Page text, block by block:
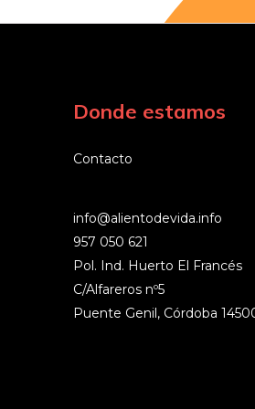
Donde estamos
Contacto
info@alientodevida.info
957 050 621
Pol. Ind. Huerto El Francés
C/Alfareros nº5
Puente Genil, Córdoba